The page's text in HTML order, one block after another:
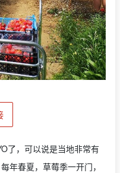
了，可以说是当地非常有
年春夏，草莓季一开门，